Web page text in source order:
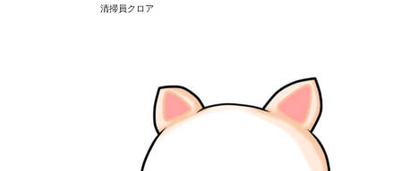
清掃員クロア